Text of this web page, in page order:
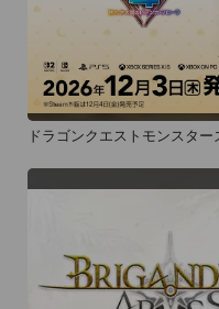
ドラゴンクエストモンスタ